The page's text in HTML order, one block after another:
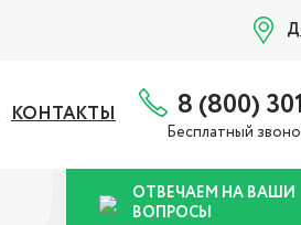
КОНТАКТЫ 8 (800)
Бесплатный
ОТВЕЧАЕМ НА ВАШИ
ВОПРОСЫ